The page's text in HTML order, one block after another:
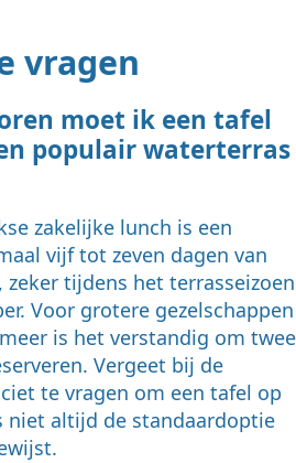
vragen
moet ik een tafel
populair waterterras
zakelijke lunch is een
vijf tot zeven dagen van
tijdens het terrasseizoen
Voor grotere gezelschappen
is het verstandig om twee
Vergeet bij de
te vragen om een tafel op
niet altijd de standaardoptie